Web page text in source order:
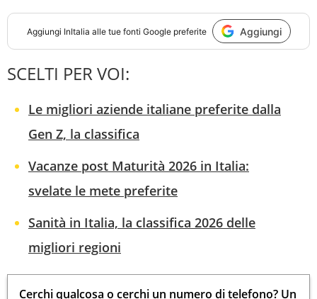
Aggiungi InItalia alle tue fonti Google preferite Aggiungi
SCELTI PER VOI:
Le migliori aziende italiane preferite dalla
Gen Z, la classifica
Vacanze post Maturità 2026 in Italia:
svelate le mete preferite
Sanità in Italia, la classifica 2026 delle
migliori regioni
Cerchi qualcosa o cerchi un numero di telefono? Un